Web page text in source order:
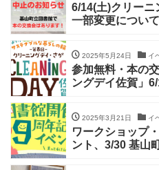
6/14(土)クリーニ
一部変更について
2025年5月24日 イ
参加無料・本の
ングデイ佐賀」
2025年3月21日 イ
ワークショップ
ント、3/30 基山